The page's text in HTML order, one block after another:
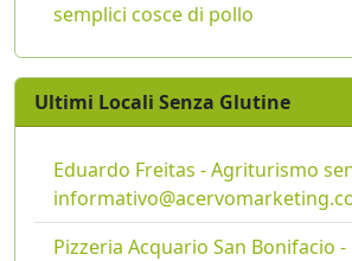
semplici cosce di pollo
Ultimi Locali Senza Glutine
Eduardo Freitas - Agriturismo
Pizzeria Acquario San Bonifacio